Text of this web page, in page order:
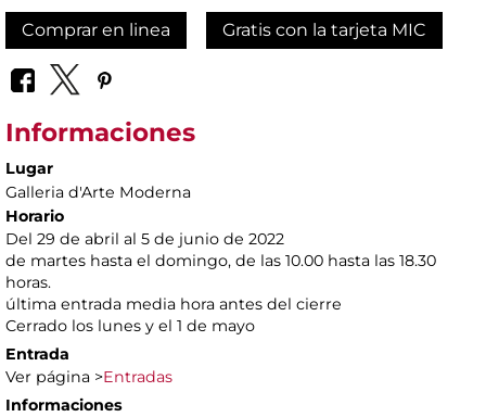
Comprar en linea Gratis con la tarjeta MIC
Informaciones
Lugar
Galleria d'Arte Moderna
Horario
Del 29 de abril al 5 de junio de 2022
de martes hasta el domingo, de las 10.00 hasta las 18.30
horas.
última entrada media hora antes del cierre
Cerrado los lunes y el 1 de mayo
Entrada
Ver página >Entradas
Informaciones